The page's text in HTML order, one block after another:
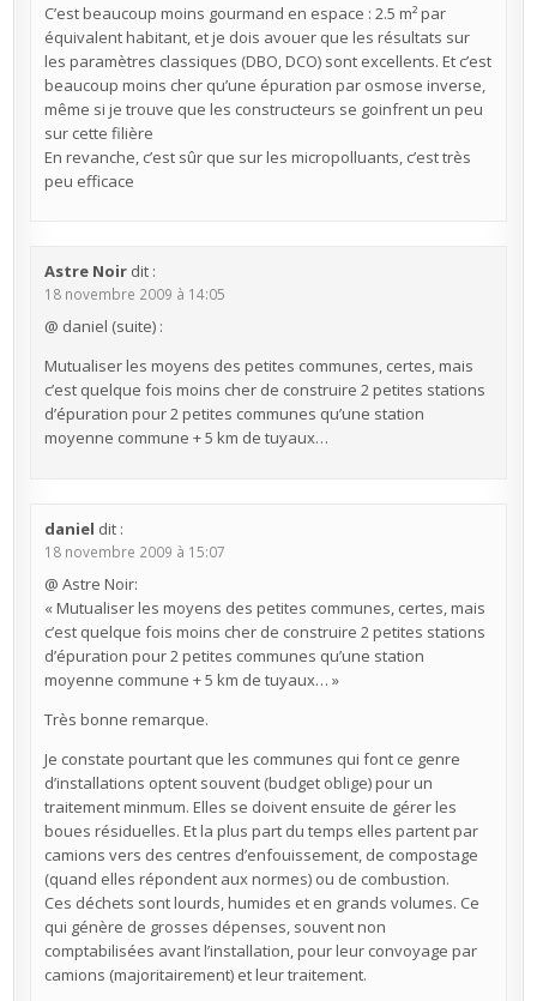
C’est beaucoup moins gourmand en espace : 2.5 m² par
équivalent habitant, et je dois avouer que les résultats sur
les paramètres classiques (DBO, DCO) sont excellents. Et c’est
beaucoup moins cher qu’une épuration par osmose inverse,
même si je trouve que les constructeurs se goinfrent un peu
sur cette filière
En revanche, c’est sûr que sur les micropolluants, c’est très
peu efficace
Astre Noir dit :
18 novembre 2009 à 14:05
@ daniel (suite) :
Mutualiser les moyens des petites communes, certes, mais
c’est quelque fois moins cher de construire 2 petites stations
d’épuration pour 2 petites communes qu’une station
moyenne commune + 5 km de tuyaux…
daniel dit :
18 novembre 2009 à 15:07
@ Astre Noir:
« Mutualiser les moyens des petites communes, certes, mais
c’est quelque fois moins cher de construire 2 petites stations
d’épuration pour 2 petites communes qu’une station
moyenne commune + 5 km de tuyaux… »
Très bonne remarque.
Je constate pourtant que les communes qui font ce genre
d’installations optent souvent (budget oblige) pour un
traitement minmum. Elles se doivent ensuite de gérer les
boues résiduelles. Et la plus part du temps elles partent par
camions vers des centres d’enfouissement, de compostage
(quand elles répondent aux normes) ou de combustion.
Ces déchets sont lourds, humides et en grands volumes. Ce
qui génère de grosses dépenses, souvent non
comptabilisées avant l’installation, pour leur convoyage par
camions (majoritairement) et leur traitement.